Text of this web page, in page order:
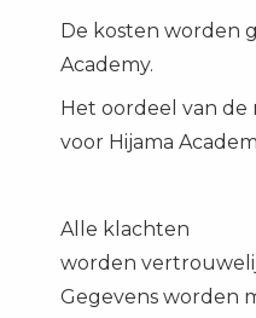
De kosten worden
Academy.
Het oordeel van de
voor Hijama
Alle klachten
worden
Gegevens worden